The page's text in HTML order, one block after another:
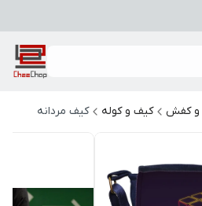
و کفش کیف و کوله کیف مردانه